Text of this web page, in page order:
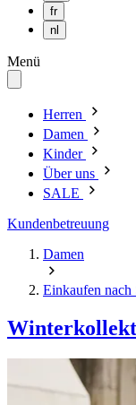
fr
nl
Menü
Herren
Damen
Kinder
Über uns
SALE
Kundenbetreuung
Damen
Einkaufen nach